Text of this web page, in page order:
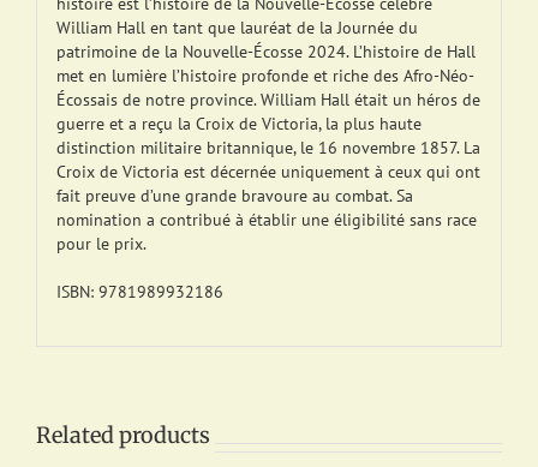
William Hall en tant que lauréat de la Journée du
patrimoine de la Nouvelle-Écosse 2024. L’histoire de Hall
met en lumière l’histoire profonde et riche des Afro-Néo-
Écossais de notre province. William Hall était un héros de
guerre et a reçu la Croix de Victoria, la plus haute
distinction militaire britannique, le 16 novembre 1857. La
Croix de Victoria est décernée uniquement à ceux qui ont
fait preuve d’une grande bravoure au combat. Sa
nomination a contribué à établir une éligibilité sans race
pour le prix.
ISBN: 9781989932186
Related products